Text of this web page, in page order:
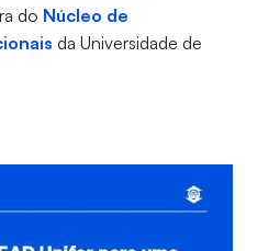
do Núcleo de
da Universidade de